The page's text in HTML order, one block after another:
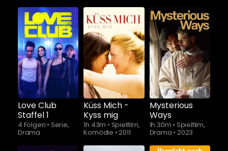
Love Club
Staffel 1
4 Folgen • Serie,
Drama
Schauen Sie
ab$4.90
Küss Mich -
Kyss mig
1h 43m • Spielfilm,
Komödie •2011
Mysterious
Ways
1h 30m • Spielfilm,
Drama • 2023